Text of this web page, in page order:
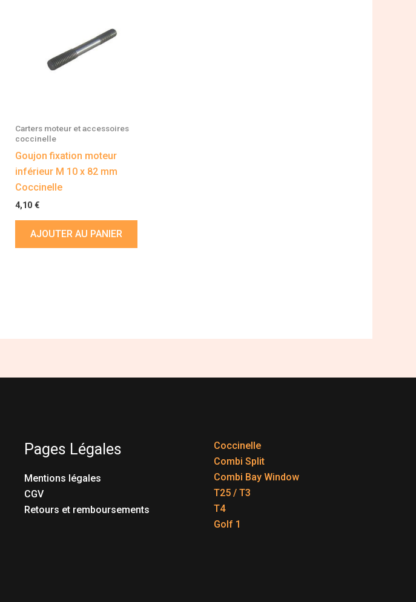
Carters moteur et accessoires
coccinelle
Goujon fixation moteur
inférieur M 10 x 82 mm
Coccinelle
4,10 €
AJOUTER AU PANIER
Pages Légales
Mentions légales
CGV
Retours et remboursements
Coccinelle
Combi Split
Combi Bay Window
T25 / T3
T4
Golf 1